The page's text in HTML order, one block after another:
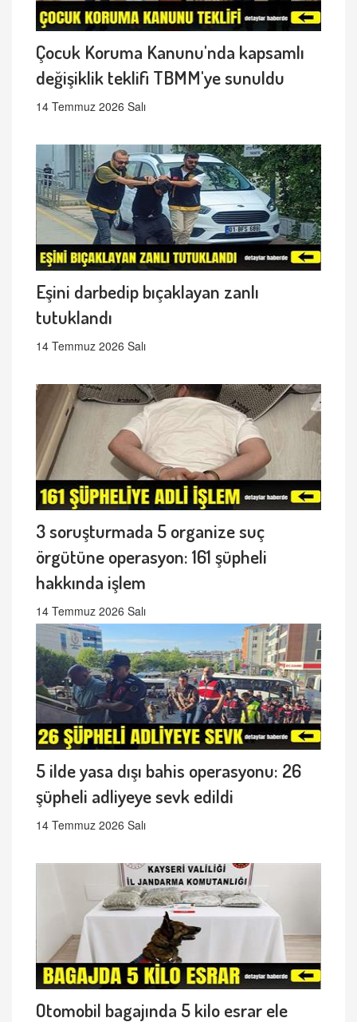
Çocuk Koruma Kanunu'nda kapsamlı
değişiklik teklifi TBMM'ye sunuldu
14 Temmuz 2026 Salı
Eşini darbedip bıçaklayan zanlı
tutuklandı
14 Temmuz 2026 Salı
3 soruşturmada 5 organize suç
örgütüne operasyon: 161 şüpheli
hakkında işlem
14 Temmuz 2026 Salı
5 ilde yasa dışı bahis operasyonu: 26
şüpheli adliyeye sevk edildi
14 Temmuz 2026 Salı
Otomobil bagajında 5 kilo esrar ele